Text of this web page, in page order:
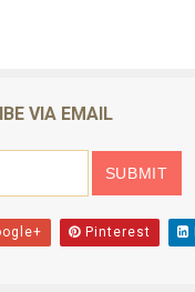
VIA EMAIL
Pinterest